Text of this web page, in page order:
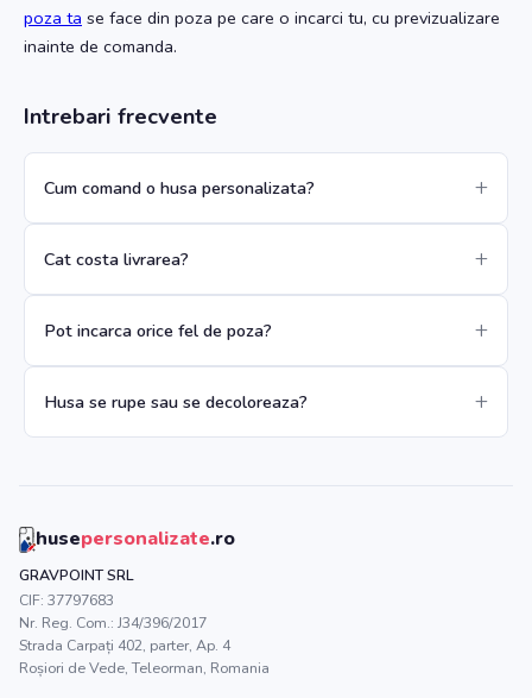
poza ta se face din poza pe care o incarci tu, cu previzualizare
inainte de comanda.
Intrebari frecvente
Cum comand o husa personalizata?
Cat costa livrarea?
Pot incarca orice fel de poza?
Husa se rupe sau se decoloreaza?
husepersonalizate.ro
GRAVPOINT SRL
CIF: 37797683
Nr. Reg. Com.: J34/396/2017
Strada Carpați 402, parter, Ap. 4
Roșiori de Vede,Teleorman, Romania